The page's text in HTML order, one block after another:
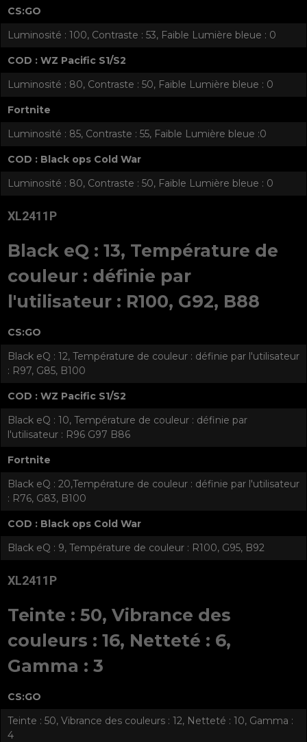
CS:GO
Luminosité : 100, Contraste : 53, Faible Lumière bleue : 0
COD : WZ Pacific S1/S2
Luminosité : 80, Contraste : 50, Faible Lumière bleue : 0
Fortnite
Luminosité : 85, Contraste : 55, Faible Lumière bleue :0
COD : Black ops Cold War
Luminosité : 80, Contraste : 50, Faible Lumière bleue : 0
XL2411P
Black eQ : 13, Température de
couleur : définie par
l'utilisateur : R100, G92, B88
CS:GO
Black eQ : 12, Température de couleur : définie par l'utilisateur
: R97, G85, B100
COD : WZ Pacific S1/S2
Black eQ : 10, Température de couleur : définie par
l'utilisateur : R96 G97 B86
Fortnite
Black eQ : 20,Température de couleur : définie par l'utilisateur
: R76, G83, B100
COD : Black ops Cold War
Black eQ : 9, Température de couleur : R100, G95, B92
XL2411P
Teinte : 50, Vibrance des
couleurs : 16, Netteté : 6,
Gamma : 3
CS:GO
Teinte : 50, Vibrance des couleurs : 12, Netteté : 10, Gamma :
4